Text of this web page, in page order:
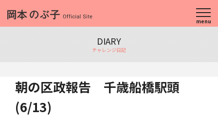
menu
DIARY
チャレンジ日記
朝の区政報告 千歳船橋駅頭
(6/13)